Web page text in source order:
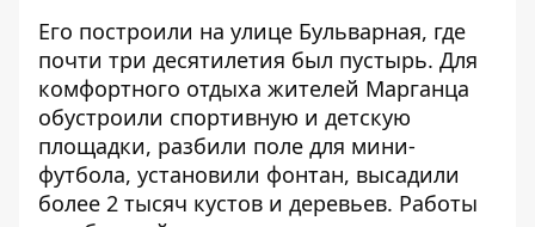
Его построили на улице Бульварная, где
почти три десятилетия был пустырь. Для
комфортного отдыха жителей Марганца
обустроили спортивную и детскую
площадки, разбили поле для мини-
футбола, установили фонтан, высадили
более 2 тысяч кустов и деревьев. Работы